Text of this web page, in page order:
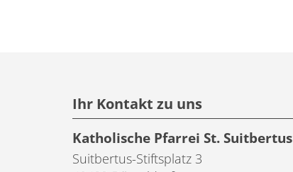
Ihr Kontakt zu uns
Katholische Pfarrei St. Suitbertus
Suitbertus-Stiftsplatz 3